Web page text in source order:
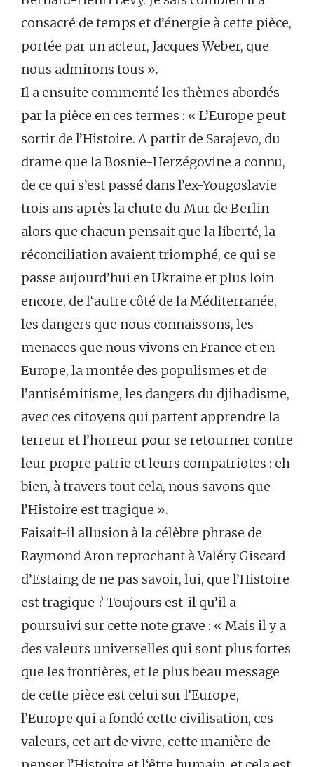
consacré de temps et d’énergie à cette pièce,
portée par un acteur, Jacques Weber, que
nous admirons tous ».
Il a ensuite commenté les thèmes abordés
par la pièce en ces termes : « L’Europe peut
sortir de l’Histoire. A partir de Sarajevo, du
drame que la Bosnie-Herzégovine a connu,
de ce qui s’est passé dans l’ex-Yougoslavie
trois ans après la chute du Mur de Berlin
alors que chacun pensait que la liberté, la
réconciliation avaient triomphé, ce qui se
passe aujourd’hui en Ukraine et plus loin
encore, de l‘autre côté de la Méditerranée,
les dangers que nous connaissons, les
menaces que nous vivons en France et en
Europe, la montée des populismes et de
l’antisémitisme, les dangers du djihadisme,
avec ces citoyens qui partent apprendre la
terreur et l’horreur pour se retourner contre
leur propre patrie et leurs compatriotes : eh
bien, à travers tout cela, nous savons que
l’Histoire est tragique ».
Faisait-il allusion à la célèbre phrase de
Raymond Aron reprochant à Valéry Giscard
d’Estaing de ne pas savoir, lui, que l’Histoire
est tragique ? Toujours est-il qu’il a
poursuivi sur cette note grave : « Mais il y a
des valeurs universelles qui sont plus fortes
que les frontières, et le plus beau message
de cette pièce est celui sur l’Europe,
l’Europe qui a fondé cette civilisation, ces
valeurs, cet art de vivre, cette manière de